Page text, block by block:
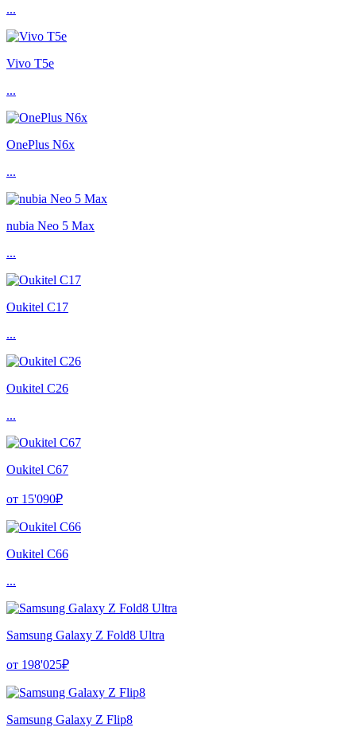
...
Vivo T5e
...
OnePlus N6x
...
nubia Neo 5 Max
...
Oukitel C17
...
Oukitel C26
...
Oukitel C67
от 15'090₽
Oukitel C66
...
Samsung Galaxy Z Fold8 Ultra
от 198'025₽
Samsung Galaxy Z Flip8